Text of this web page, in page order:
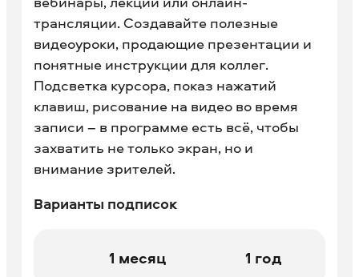
трансляции. Создавайте полезные
видеоуроки, продающие презентации и
понятные инструкции для коллег.
Подсветка курсора, показ нажатий
клавиш, рисование на видео во время
записи – в программе есть всё, чтобы
захватить не только экран, но и
внимание зрителей.
Варианты подписок
1 месяц 1 год